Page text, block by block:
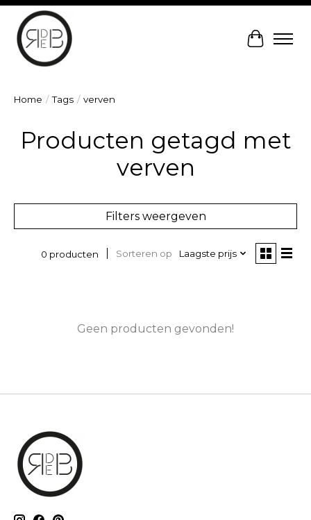
Home / Tags / verven
Producten getagd met
verven
Filters weergeven
0 producten Sorteren op Laagste prijs
Geen producten gevonden!